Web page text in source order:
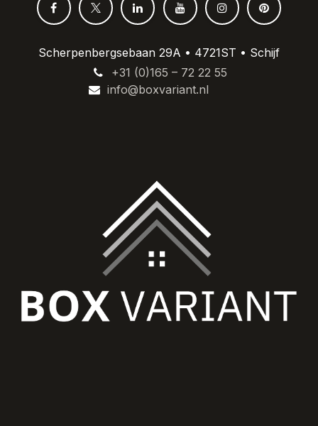
Scherpenbergsebaan 29A • 4721ST • Schijf
+31 (0)165 – 72 22 55
info@boxvariant.nl